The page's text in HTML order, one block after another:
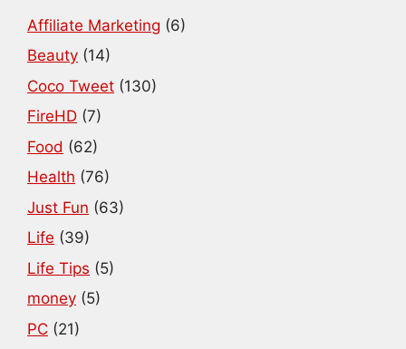
Affiliate Marketing (6)
Beauty (14)
Coco Tweet (130)
FireHD (7)
Food (62)
Health (76)
Just Fun (63)
Life (39)
Life Tips (5)
money (5)
PC (21)